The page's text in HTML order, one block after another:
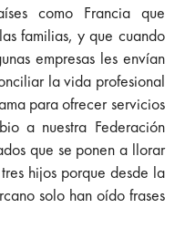
como Francia que
familias, y que cuando
empresas les envían
la vida profesional
para ofrecer servicios
a nuestra Federación
que se ponen a llorar
hijos porque desde la
solo han oído frases